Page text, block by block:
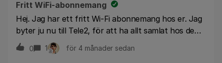
Fritt WiFi-abonnemang
Hej. Jag har ett fritt Wi-Fi abonnemang hos er. Jag
byter ju nu till Tele2, för att ha allt samlat hos dem.
Jag har dock en telefon som jag betalar av hos er,
men också ett fristående Wi-Fi, vad händer med
0 1 för 4 månader sedan